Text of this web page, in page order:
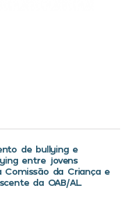
de bullying e
entre jovens
Comissão da Criança e
da OAB/AL